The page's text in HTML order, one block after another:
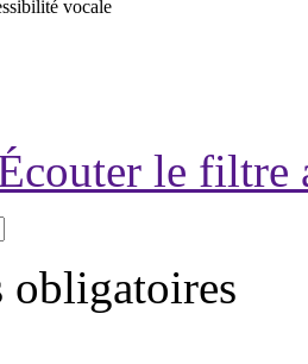
vocale
le filtre
obligatoires